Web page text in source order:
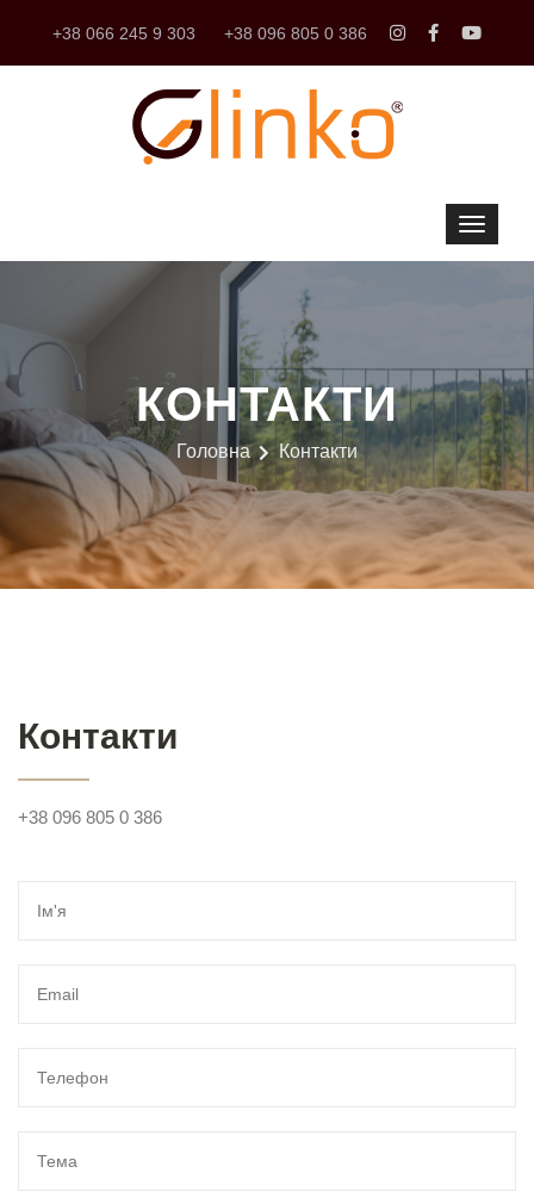
+38 066 245 9 303 +38 096 805 0 386
КОНТАКТИ
Головна Контакти
Контакти
+38 096 805 0 386